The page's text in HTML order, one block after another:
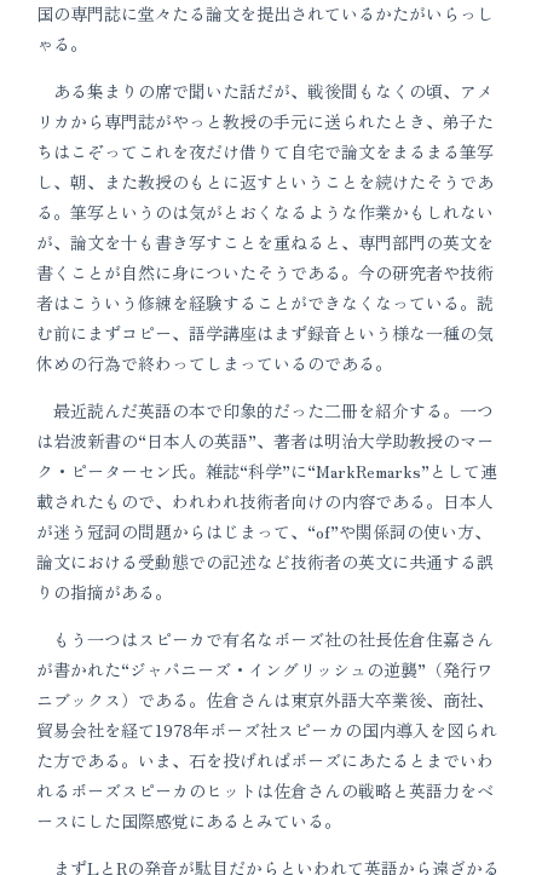
国の専門誌に堂々たる論文を提出されているかたがいらっし
ゃる。
ある集まりの席で聞いた話だが、戦後間もなくの頃、アメ
リカから専門誌がやっと教授の手元に送られたとき、弟子た
ちはこぞってこれを夜だけ借りて自宅で論文をまるまる筆写
し、朝、また教授のもとに返すということを続けたそうであ
る。筆写というのは気がとおくなるような作業かもしれない
が、論文を十も書き写すことを重ねると、専門部門の英文を
書くことが自然に身についたそうである。今の研究者や技術
者はこういう修練を経験することができなくなっている。読
む前にまずコピー、語学講座はまず録音という様な一種の気
休めの行為で終わってしまっているのである。
最近読んだ英語の本で印象的だった二冊を紹介する。一つ
は岩波新書の“日本人の英語”、著者は明治大学助教授のマー
ク・ピーターセン氏。雑誌“科学”に“MarkRemarks”として連
載されたもので、われわれ技術者向けの内容である。日本人
が迷う冠詞の問題からはじまって、“of”や関係詞の使い方、
論文における受動態での記述など技術者の英文に共通する誤
りの指摘がある。
もう一つはスピーカで有名なボーズ社の社長佐倉住嘉さん
が書かれた“ジャパニーズ・イングリッシュの逆襲”（発行ワ
ニブックス）である。佐倉さんは東京外語大卒業後、商社、
貿易会社を経て1978年ボーズ社スピーカの国内導入を図られ
た方である。いま、石を投げればボーズにあたるとまでいわ
れるボーズスピーカのヒットは佐倉さんの戦略と英語力をベ
ースにした国際感覚にあるとみている。
まずLとRの発音が駄目だからといわれて英語から遠ざかる